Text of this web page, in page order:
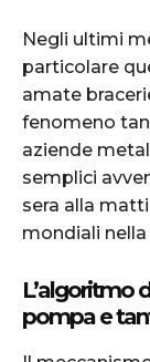
Negli ultimi
particolare
amate
fenomeno
aziende
semplici
sera alla
mondiali
L’algoritmo
pompa e